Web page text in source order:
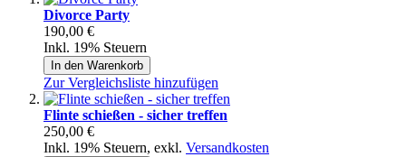
Divorce Party
190,00 €
Inkl. 19% Steuern
In den Warenkorb
Zur Vergleichsliste hinzufügen
Flinte schießen - sicher treffen
250,00 €
Inkl. 19% Steuern, exkl. Versandkosten